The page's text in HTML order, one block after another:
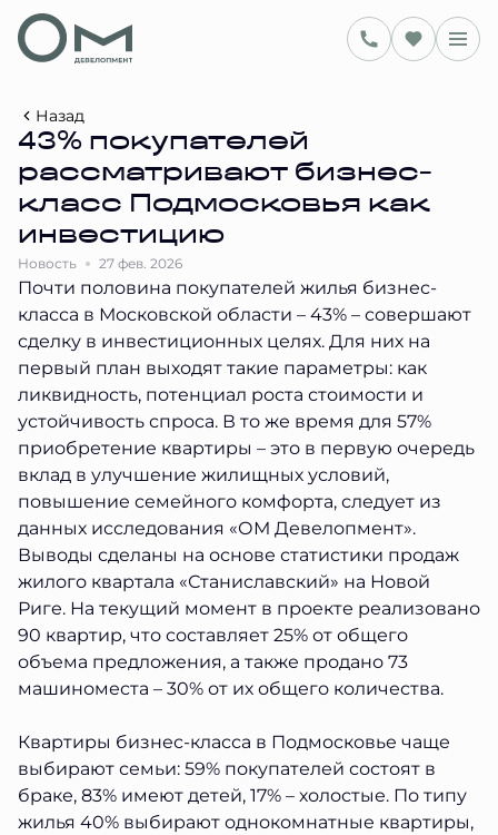
Назад
43% покупателей
рассматривают бизнес-
класс Подмосковья как
инвестицию
Новость 27 фев. 2026
Почти половина покупателей жилья бизнес-
класса в Московской области – 43% – совершают
сделку в инвестиционных целях. Для них на
первый план выходят такие параметры: как
ликвидность, потенциал роста стоимости и
устойчивость спроса. В то же время для 57%
приобретение квартиры – это в первую очередь
вклад в улучшение жилищных условий,
повышение семейного комфорта, следует из
данных исследования «ОМ Девелопмент».
Выводы сделаны на основе статистики продаж
жилого квартала «Станиславский» на Новой
Риге. На текущий момент в проекте реализовано
90 квартир, что составляет 25% от общего
объема предложения, а также продано 73
машиноместа – 30% от их общего количества.
Квартиры бизнес-класса в Подмосковье чаще
выбирают семьи: 59% покупателей состоят в
браке, 83% имеют детей, 17% – холостые. По типу
жилья 40% выбирают однокомнатные квартиры,